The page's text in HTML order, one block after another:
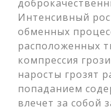
Интенсивный
обменных
расположенных
компрессия
наросты грозят
попаданием
влечет за собой